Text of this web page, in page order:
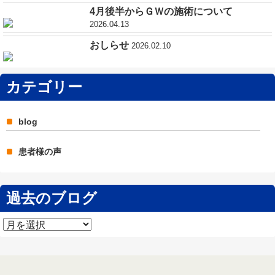
4月後半からＧＷの施術について
2026.04.13
おしらせ 2026.02.10
カテゴリー
blog
患者様の声
過去のブログ
過